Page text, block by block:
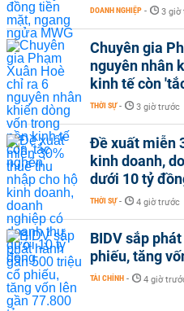
DOANH NGHIỆP - 3 giờ
Chuyên gia
nguyên nhân
kinh tế còn
THỜI SỰ - 3 giờ trước
Đề xuất miễn
kinh doanh,
dưới 10 tỷ
THỜI SỰ - 4 giờ trước
BIDV sắp
phiếu, tăng
TÀI CHÍNH - 4 giờ